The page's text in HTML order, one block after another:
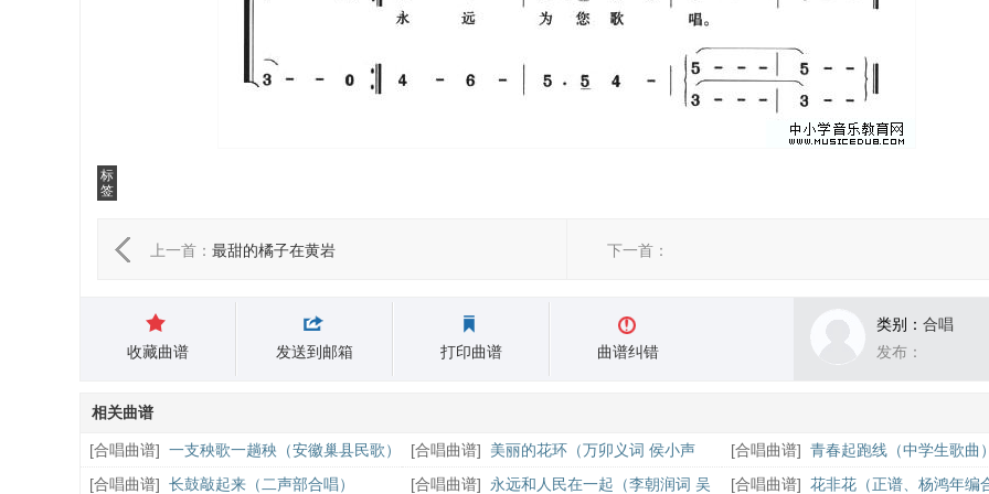
标
签
上一首： 最甜的橘子在黄岩 下一首：
收藏曲谱 发送到邮箱 打印曲谱 曲谱纠错
类别： 合唱
发布：
相关曲谱
[合唱曲谱] 一支秧歌一趟秧（安徽巢县民歌） [合唱曲谱]
美丽的花环（万卯义词 侯小声
曲）
[合唱曲谱] 青春起跑线（中学生歌曲）
[合唱曲谱] 长鼓敲起来（二声部合唱） [合唱曲谱] 永远和人民在一起（李朝润词 吴 [合唱曲谱] 花非花（正谱、杨鸿年编